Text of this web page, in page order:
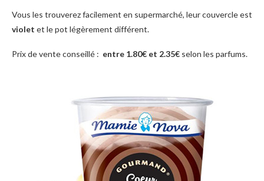
Vous les trouverez facilement en supermarché, leur couvercle est
violet et le pot légèrement différent.
Prix de vente conseillé : entre 1.80€ et 2.35€ selon les parfums.